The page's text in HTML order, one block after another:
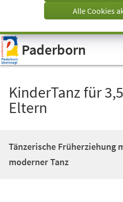
Visuelle
Assistenzsoftware
öffnen.
Alle Cookies
Paderborn
KinderTanz für
Eltern
Tänzerische Früherziehung
moderner Tanz